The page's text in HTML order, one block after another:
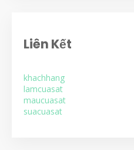
Liên Kết
khachhang
lamcuasat
maucuasat
suacuasat